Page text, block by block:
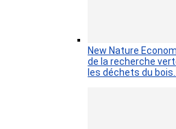
New Nature
de la recherche
les déchets du bois…